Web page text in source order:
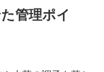
管理ポイ